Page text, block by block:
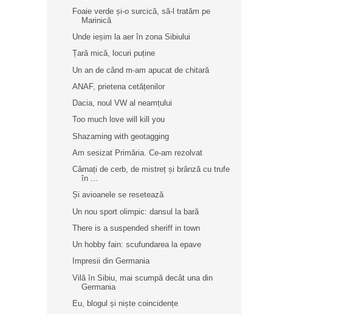
Foaie verde și-o surcică, să-l tratăm pe
Marinică
Unde ieșim la aer în zona Sibiului
Țară mică, locuri puține
Un an de când m-am apucat de chitară
ANAF, prietena cetățenilor
Dacia, noul VW al neamțului
Too much love will kill you
Shazaming with geotagging
Am sesizat Primăria. Ce-am rezolvat
Cârnați de cerb, de mistreț și brânză cu trufe
în ...
Și avioanele se resetează
Un nou sport olimpic: dansul la bară
There is a suspended sheriff in town
Un hobby fain: scufundarea la epave
Impresii din Germania
Vilă în Sibiu, mai scumpă decât una din
Germania
Eu, blogul și niște coincidențe